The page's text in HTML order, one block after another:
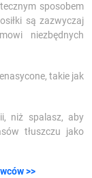
sposobem
są zazwyczaj
niezbędnych
takie jak
niż spalasz, aby
tłuszczu jako
>>